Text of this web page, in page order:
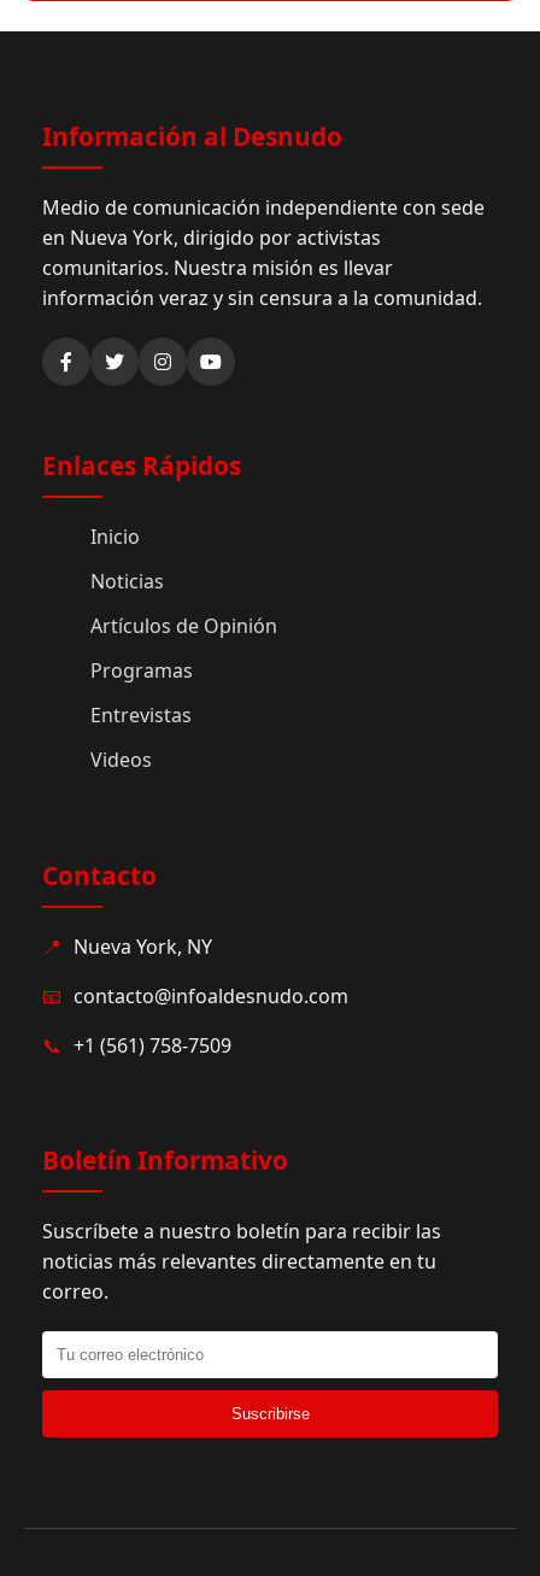
Información al Desnudo
Medio de comunicación independiente con sede
en Nueva York, dirigido por activistas
comunitarios. Nuestra misión es llevar
información veraz y sin censura a la comunidad.
Enlaces Rápidos
Inicio
Noticias
Artículos de Opinión
Programas
Entrevistas
Videos
Contacto
📍 Nueva York, NY
📧 contacto@infoaldesnudo.com
📞 +1 (561) 758-7509
Boletín Informativo
Suscríbete a nuestro boletín para recibir las
noticias más relevantes directamente en tu
correo.
Suscribirse